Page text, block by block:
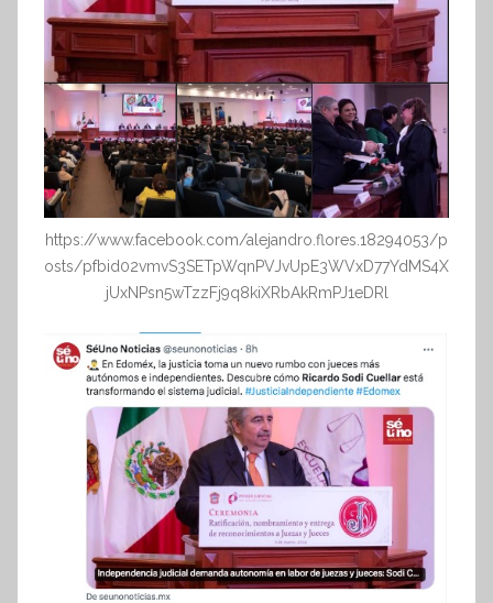
https://www.facebook.com/alejandro.flores.18294053/p
osts/pfbid02vmvS3SETpWqnPVJvUpE3WVxD77YdMS4X
jUxNPsn5wTzzFj9q8kiXRbAkRmPJ1eDRl